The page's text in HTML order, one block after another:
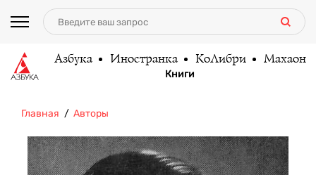
Азбука Иностранка КоЛибри Махаон
Книги
Главная Авторы